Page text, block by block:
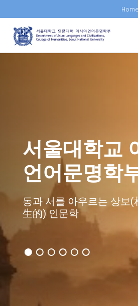
로
메
Home
서울대학교
언어문명학
동과 서를 아우르는 상보(
生的) 인문학